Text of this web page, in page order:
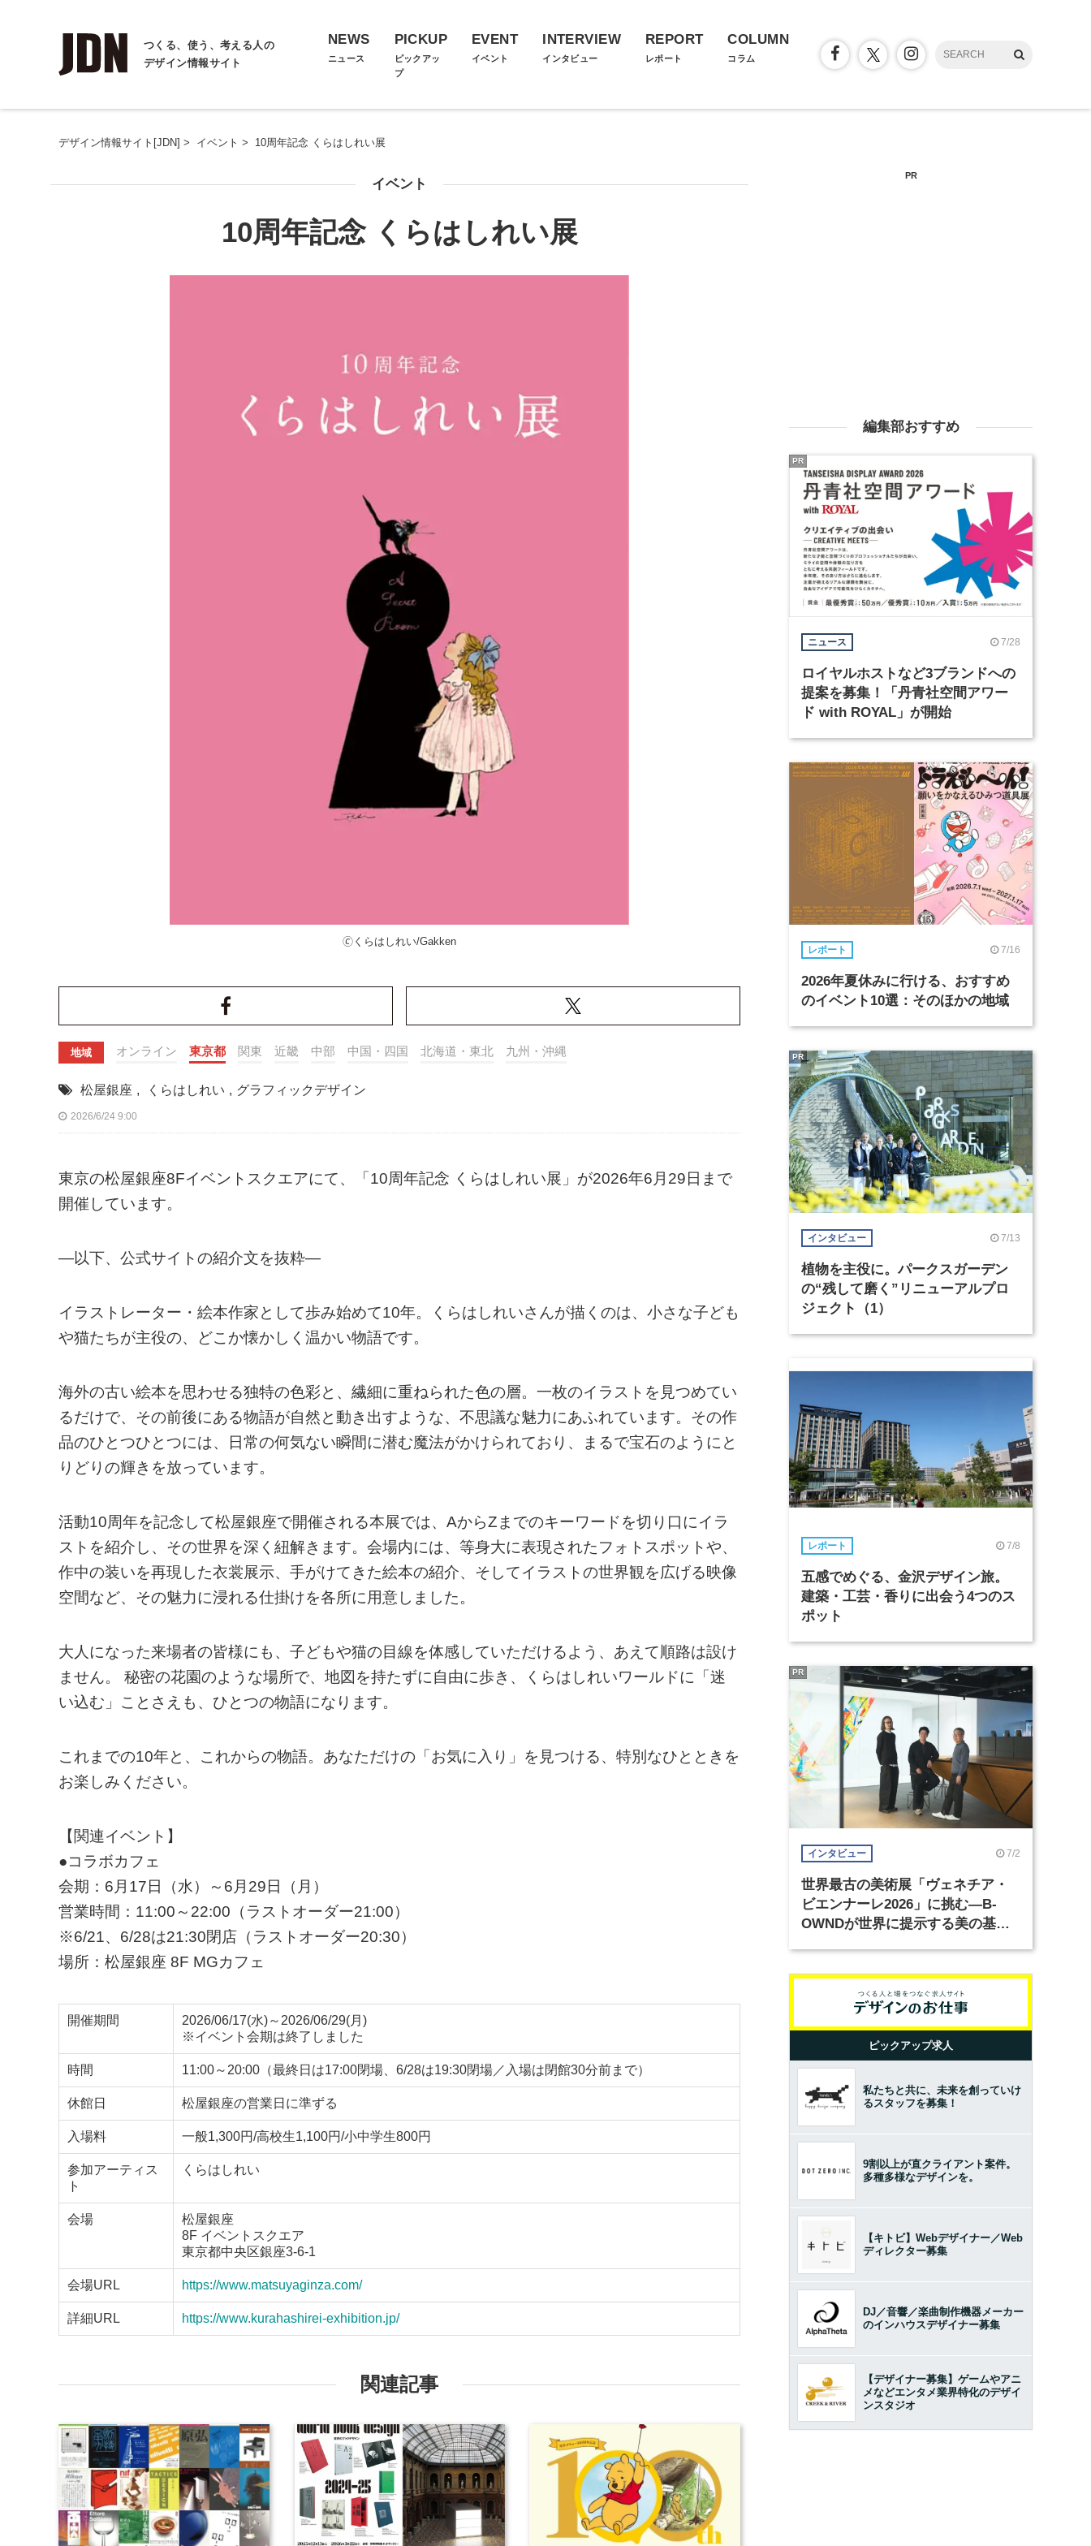
つくる、使う、考える人の
デザイン情報サイト
NEWS
ニュース
PICKUP
ピックアッ
プ
EVENT
イベント
INTERVIEW
インタビュー
REPORT
レポート
COLUMN
コラム
デザイン情報サイト[JDN] > イベント > 10周年記念 くらはしれい展
イベント
10周年記念 くらはしれい展
🄫くらはしれい/Gakken
地域 オンライン 東京都 関東 近畿 中部 中国・四国 北海道・東北 九州・沖縄
松屋銀座 , くらはしれい , グラフィックデザイン
2026/6/24 9:00
東京の松屋銀座8Fイベントスクエアにて、「10周年記念 くらはしれい展」が2026年6月29日まで
開催しています。
—以下、公式サイトの紹介文を抜粋—
イラストレーター・絵本作家として歩み始めて10年。くらはしれいさんが描くのは、小さな子ども
や猫たちが主役の、どこか懐かしく温かい物語です。
海外の古い絵本を思わせる独特の色彩と、繊細に重ねられた色の層。一枚のイラストを見つめてい
るだけで、その前後にある物語が自然と動き出すような、不思議な魅力にあふれています。その作
品のひとつひとつには、日常の何気ない瞬間に潜む魔法がかけられており、まるで宝石のようにと
りどりの輝きを放っています。
活動10周年を記念して松屋銀座で開催される本展では、AからZまでのキーワードを切り口にイラ
ストを紹介し、その世界を深く紐解きます。会場内には、等身大に表現されたフォトスポットや、
作中の装いを再現した衣裳展示、手がけてきた絵本の紹介、そしてイラストの世界観を広げる映像
空間など、その魅力に浸れる仕掛けを各所に用意しました。
大人になった来場者の皆様にも、子どもや猫の目線を体感していただけるよう、あえて順路は設け
ません。 秘密の花園のような場所で、地図を持たずに自由に歩き、くらはしれいワールドに「迷
い込む」ことさえも、ひとつの物語になります。
これまでの10年と、これからの物語。あなただけの「お気に入り」を見つける、特別なひとときを
お楽しみください。
【関連イベント】
●コラボカフェ
会期：6月17日（水）～6月29日（月）
営業時間：11:00～22:00（ラストオーダー21:00）
※6/21、6/28は21:30閉店（ラストオーダー20:30）
場所：松屋銀座 8F MGカフェ
開催期間
2026/06/17(水)～2026/06/29(月)
※イベント会期は終了しました
時間 11:00～20:00（最終日は17:00閉場、6/28は19:30閉場／入場は閉館30分前まで）
休館日 松屋銀座の営業日に準ずる
入場料 一般1,300円/高校生1,100円/小中学生800円
参加アーティス
ト
くらはしれい
会場
松屋銀座
8F イベントスクエア
東京都中央区銀座3-6-1
会場URL https://www.matsuyaginza.com/
詳細URL https://www.kurahashirei-exhibition.jp/
関連記事
PR
編集部おすすめ
ニュース 7/28
ロイヤルホストなど3ブランドへの
提案を募集！「丹青社空間アワー
ド with ROYAL」が開始
PR
レポート 7/16
2026年夏休みに行ける、おすすめ
のイベント10選：そのほかの地域
インタビュー 7/13
植物を主役に。パークスガーデン
の“残して磨く”リニューアルプロ
ジェクト（1）
PR
レポート 7/8
五感でめぐる、金沢デザイン旅。
建築・工芸・香りに出会う4つのス
ポット
インタビュー 7/2
世界最古の美術展「ヴェネチア・
ビエンナーレ2026」に挑む―B-
OWNDが世界に提示する美の基準
PR
ピックアップ求人
私たちと共に、未来を創っていけ
るスタッフを募集！
9割以上が直クライアント案件。
多種多様なデザインを。
【キトビ】Webデザイナー／Web
ディレクター募集
DJ／音響／楽曲制作機器メーカー
のインハウスデザイナー募集
【デザイナー募集】ゲームやアニ
メなどエンタメ業界特化のデザイ
ンスタジオ